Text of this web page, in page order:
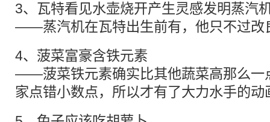
3、瓦特看见水壶烧开产生灵感发明蒸汽
——蒸汽机在瓦特出生前有，他只不过
4、菠菜富豪含铁元素
——菠菜铁元素确实比其他蔬菜高那么一
家点错小数点，所以才有了大力水手的动